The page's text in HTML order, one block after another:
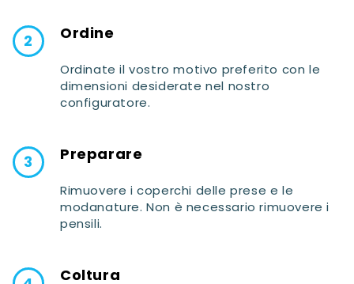
Ordine
Ordinate il vostro motivo preferito con le
dimensioni desiderate nel nostro
configuratore.
Preparare
Rimuovere i coperchi delle prese e le
modanature. Non è necessario rimuovere i
pensili.
Coltura